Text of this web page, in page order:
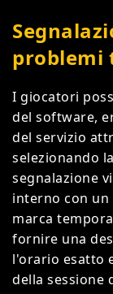
problemi
I giocatori
del software,
del servizio
selezionando
segnalazione
interno con un
marca
fornire una
l'orario esatto
della sessione